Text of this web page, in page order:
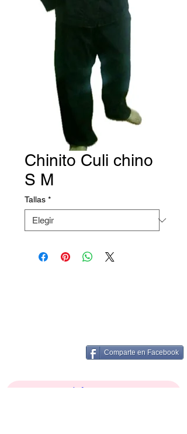
Chinito Culi chino
S M
Tallas *
Comparte en Facebook